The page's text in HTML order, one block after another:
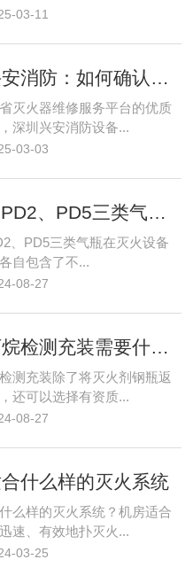
03-11
深圳兴安消防：如何确认维修后的灭火器是否合格？
灭火器维修服务平台的优质
深圳兴安消防设备...
03-03
PD1、PD2、PD5三类气瓶包含了哪些常见的灭火设备气瓶
、PD5三类气瓶在灭火设备
自包含了不...
08-27
七氟丙烷检测充装需要什么资质要求？
测充装除了将灭火剂钢瓶返
还可以选择有资质...
08-27
什么样的灭火系统
么样的灭火系统？机房适合
速、有效地扑灭火...
03-25